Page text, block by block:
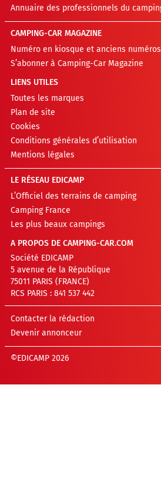
Annuaire des professionnels du
CAMPING-CAR MAGAZINE
Numéro en kiosque et anciens numéros
S’abonner à Camping-Car Magazine
LIENS UTILES
Toutes les marques
Plan de site
Cookies
Conditions générales d’utilisation
Mentions légales
LE RÉSEAU EDICAMP
L’Officiel des terrains de camping
Camping France
Les plus beaux campings
A PROPOS DE CAMPING-CAR.COM
Société EDICAMP
5 avenue de la République
75011 PARIS (FRANCE)
RCS PARIS : 841 537 442
Contacter la rédaction
Devenir annonceur
©EDICAMP 2026